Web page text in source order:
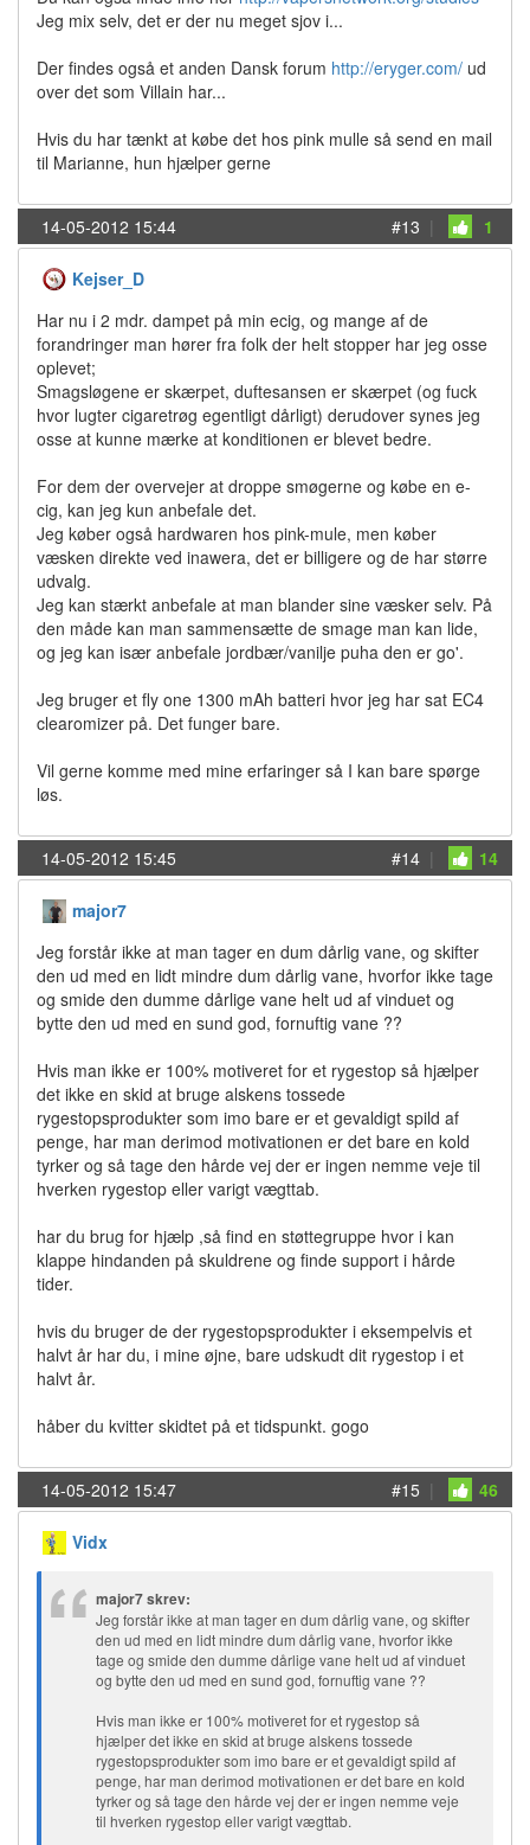
Jeg mix selv, det er der nu meget sjov i...
Der findes også et anden Dansk forum http://eryger.com/ ud
over det som Villain har...
Hvis du har tænkt at købe det hos pink mulle så send en mail
til Marianne, hun hjælper gerne
14-05-2012 15:44 #13 | 1
Kejser_D
Har nu i 2 mdr. dampet på min ecig, og mange af de
forandringer man hører fra folk der helt stopper har jeg osse
oplevet;
Smagsløgene er skærpet, duftesansen er skærpet (og fuck
hvor lugter cigaretrøg egentligt dårligt) derudover synes jeg
osse at kunne mærke at konditionen er blevet bedre.
For dem der overvejer at droppe smøgerne og købe en e-
cig, kan jeg kun anbefale det.
Jeg køber også hardwaren hos pink-mule, men køber
væsken direkte ved inawera, det er billigere og de har større
udvalg.
Jeg kan stærkt anbefale at man blander sine væsker selv. På
den måde kan man sammensætte de smage man kan lide,
og jeg kan især anbefale jordbær/vanilje puha den er go'.
Jeg bruger et fly one 1300 mAh batteri hvor jeg har sat EC4
clearomizer på. Det funger bare.
Vil gerne komme med mine erfaringer så I kan bare spørge
løs.
14-05-2012 15:45 #14 | 14
major7
Jeg forstår ikke at man tager en dum dårlig vane, og skifter
den ud med en lidt mindre dum dårlig vane, hvorfor ikke tage
og smide den dumme dårlige vane helt ud af vinduet og
bytte den ud med en sund god, fornuftig vane ??
Hvis man ikke er 100% motiveret for et rygestop så hjælper
det ikke en skid at bruge alskens tossede
rygestopsprodukter som imo bare er et gevaldigt spild af
penge, har man derimod motivationen er det bare en kold
tyrker og så tage den hårde vej der er ingen nemme veje til
hverken rygestop eller varigt vægttab.
har du brug for hjælp ,så find en støttegruppe hvor i kan
klappe hindanden på skuldrene og finde support i hårde
tider.
hvis du bruger de der rygestopsprodukter i eksempelvis et
halvt år har du, i mine øjne, bare udskudt dit rygestop i et
halvt år.
håber du kvitter skidtet på et tidspunkt. gogo
14-05-2012 15:47 #15 | 46
Vidx
major7 skrev:
Jeg forstår ikke at man tager en dum dårlig vane, og skifter
den ud med en lidt mindre dum dårlig vane, hvorfor ikke
tage og smide den dumme dårlige vane helt ud af vinduet
og bytte den ud med en sund god, fornuftig vane ??
Hvis man ikke er 100% motiveret for et rygestop så
hjælper det ikke en skid at bruge alskens tossede
rygestopsprodukter som imo bare er et gevaldigt spild af
penge, har man derimod motivationen er det bare en kold
tyrker og så tage den hårde vej der er ingen nemme veje
til hverken rygestop eller varigt vægttab.